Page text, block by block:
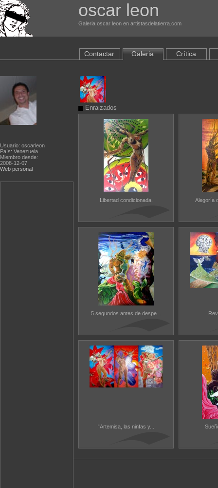
oscar leon
Galeria oscar leon en artistasdelatierra.com
Usuario: oscarleon
País: Venezuela
Miembro desde:
2008-12-07
Web personal
Contactar Galeria Crítica
Enraizados
Libertad condicionada. Alegoría
5 segundos antes de despe...
“Artemisa, las ninfas y...